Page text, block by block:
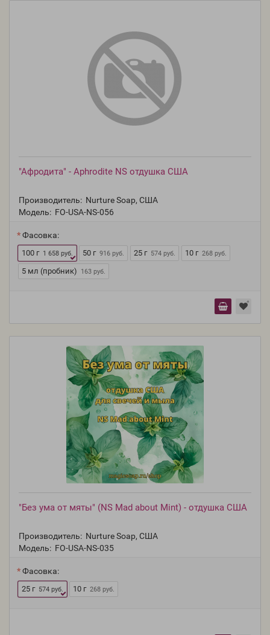
"Афродита" - Aphrodite NS отдушка США
Производитель: Nurture Soap, США
Модель: FO-USA-NS-056
Фасовка:
100 г 1 658 руб. 50 г 916 руб. 25 г 574 руб. 10 г 268 руб.
5 мл (пробник) 163 руб.
"Без ума от мяты" (NS Mad about Mint) - отдушка США
Производитель: Nurture Soap, США
Модель: FO-USA-NS-035
Фасовка:
25 г 574 руб. 10 г 268 руб.